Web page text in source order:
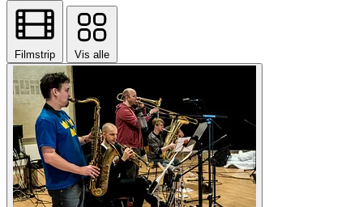
Filmstrip Vis alle